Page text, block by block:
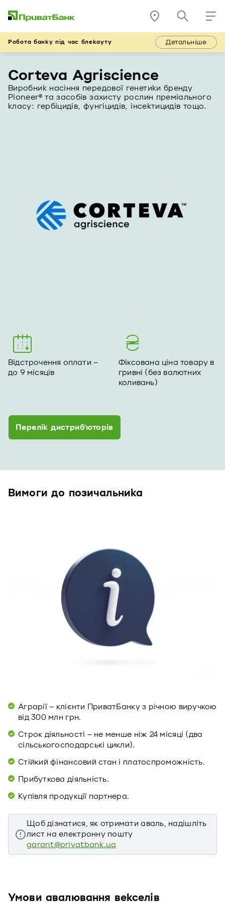
Робота банку під час блекауту Детальніше
Corteva Agriscience
Виробник насіння передової генетики бренду
Pioneer® та засобів захисту рослин преміального
класу: гербіцидів, фунгіцидів, інсектицидів тощо.
Відстрочення оплати –
до 9 місяців
Фіксована ціна товару в
гривні (без валютних
коливань)
Перелік дистриб’юторів
Вимоги до позичальника
Аграрії – клієнти ПриватБанку з річною виручкою
від 300 млн грн.
Строк діяльності – не менше ніж 24 місяці (два
сільськогосподарські цикли).
Стійкий фінансовий стан і платоспроможність.
Прибуткова діяльність.
Купівля продукції партнера.
Щоб дізнатися, як отримати аваль, надішліть
лист на електронну пошту
garant@privatbank.ua
Умови авалювання векселів